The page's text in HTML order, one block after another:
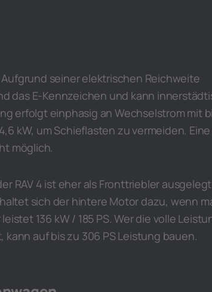
seiner elektrischen Reichweite
das E-Kennzeichen und kann
erfolgt einphasig an Wechselstrom mit
kW, um Schieflasten zu vermeiden. Eine
möglich.
RAV 4 ist eher als Fronttriebler
sich der hintere Motor dazu, wenn
136 kW / 185 PS. Wer die volle
auf bis zu 306 PS Leistung bauen.